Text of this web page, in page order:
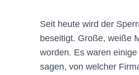
Seit heute wird der
beseitigt. Große, weiße
worden. Es waren
sagen, von welcher Firma